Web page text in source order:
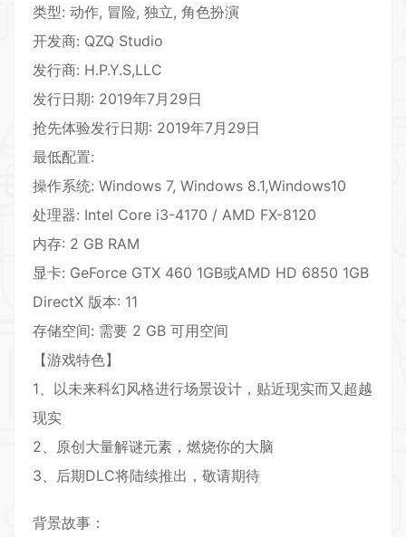
类型: 动作, 冒险, 独立, 角色扮演
开发商: QZQ Studio
发行商: H.P.Y.S,LLC
发行日期: 2019年7月29日
抢先体验发行日期: 2019年7月29日
最低配置:
操作系统: Windows 7, Windows 8.1,Windows10
处理器: Intel Core i3-4170 / AMD FX-8120
内存: 2 GB RAM
显卡: GeForce GTX 460 1GB或AMD HD 6850 1GB
DirectX 版本: 11
存储空间: 需要 2 GB 可用空间
【游戏特色】
1、以未来科幻风格进行场景设计，贴近现实而又超越
现实
2、原创大量解谜元素，燃烧你的大脑
3、后期DLC将陆续推出，敬请期待
背景故事：